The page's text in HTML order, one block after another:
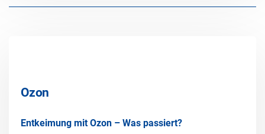
Ozon
Entkeimung mit Ozon – Was passiert?